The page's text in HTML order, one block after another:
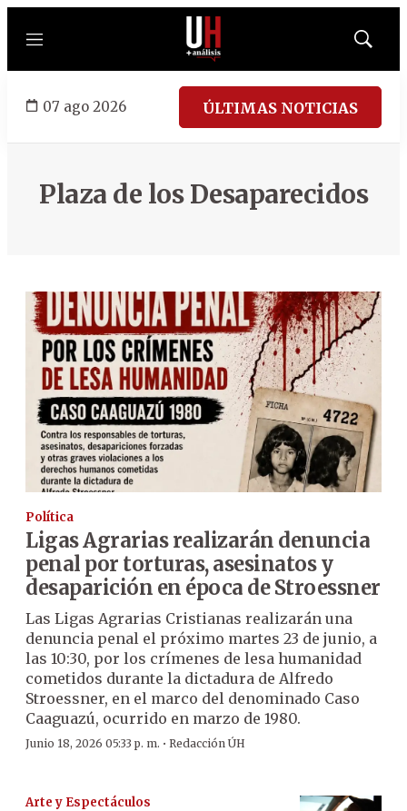
Menú
Mostrar
07 ago 2026 ÚLTIMAS NOTICIAS
Plaza de los Desaparecidos
Política
Ligas Agrarias realizarán denuncia
penal por torturas, asesinatos y
desaparición en época de Stroessner
Las Ligas Agrarias Cristianas realizarán una
denuncia penal el próximo martes 23 de junio, a
las 10:30, por los crímenes de lesa humanidad
cometidos durante la dictadura de Alfredo
Stroessner, en el marco del denominado Caso
Caaguazú, ocurrido en marzo de 1980.
Junio 18, 2026 05:33 p. m. · Redacción ÚH
Arte y Espectáculos